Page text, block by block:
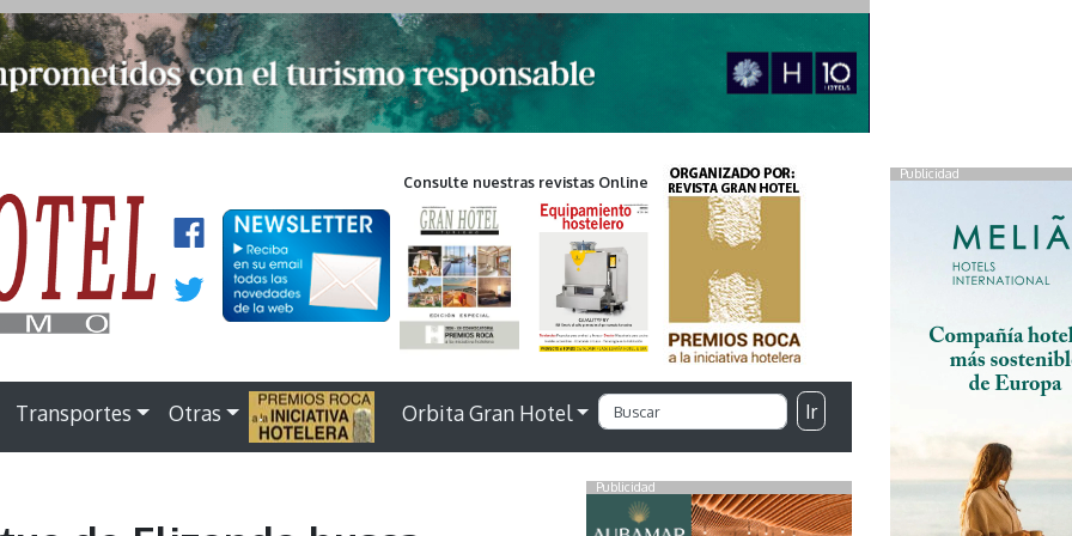
Publicidad
Consulte nuestras revistas Online
Transportes Otras . Orbita Gran Hotel Ir
Publicidad